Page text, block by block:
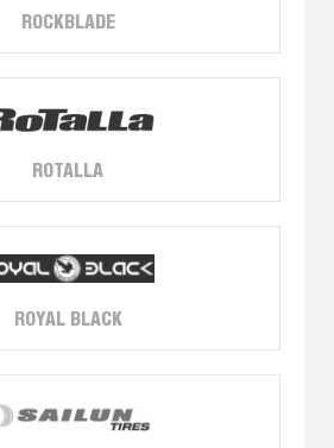
ROCKBLADE
ROTALLA
ROYAL BLACK